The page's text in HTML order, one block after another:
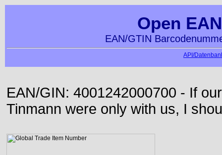
Open
EAN/GTIN
API/
EAN/GIN: 4001242000700 - If
Tinmann were only with us, I